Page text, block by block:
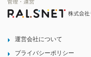
運営会社について
プライバシーポリシー